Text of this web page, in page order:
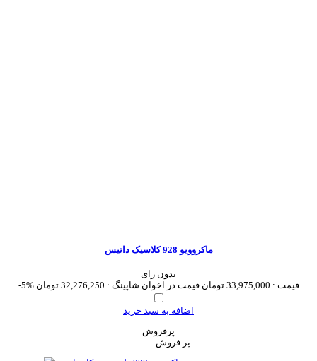
ماکروویو 928 کلاسیک داتیس
بدون رای
-5%
قیمت : 33,975,000 تومان قیمت در اخوان شاپینگ : 32,276,250 تومان
اضافه به سبد خرید
پرفروش